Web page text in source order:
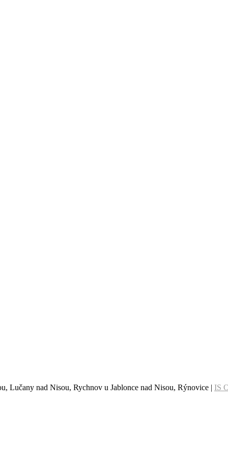
Lučany nad Nisou, Rychnov u Jablonce nad Nisou, Rýnovice | IS